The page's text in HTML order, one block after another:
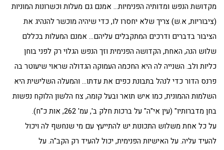
מקדושת הנפש ומדותיה הפנימיות… אמנם גם מעלות וכשרונות המוניות
(ציבוריות, א.ש) צריך שלא יחסרו לו, כדי שיהיה מוכשר להנהיג את
הציבור בדברים ודרכים המתקבלים עליהם… אמנם המעלות בכללם
שלוש הנה, האחת, הקדושה הפנימית וזך הנפש הגלוי רק לפני בוחן
כליות ולב. השנייה לה היא החכמה העמוקה הגדולה שראוי שיעוטר בה
פרנס הדור כדי לנהל בתבונת כפים את עדתו… והמעלה השלישית היא
השלמות ההמונית, כמו איש תואר ובעל קומה, צח הלשון הלוקח נפשות
בחן מדברותיו" (עין אי"ה" על ברכות חלק ב', עמ' 262, אות כ"ח).
על כל אחת משלוש התכונות יש להתייעץ עם מי שנחשף לה ויכול
להעיד עליה. על האישיות הפנימית, יכול להעיד רק הקב"ה. על